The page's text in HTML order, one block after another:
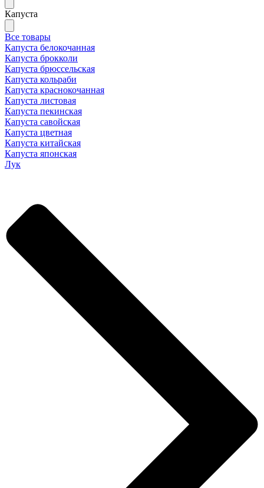
Капуста
Все товары
Капуста белокочанная
Капуста брокколи
Капуста брюссельская
Капуста кольраби
Капуста краснокочанная
Капуста листовая
Капуста пекинская
Капуста савойская
Капуста цветная
Капуста китайская
Капуста японская
Лук